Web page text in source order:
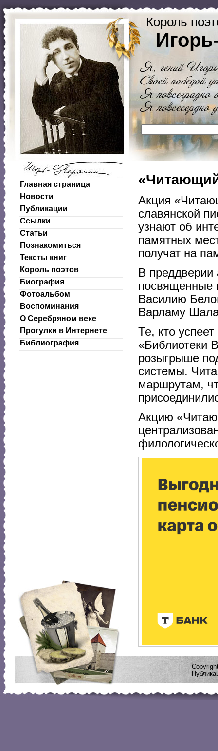
Король
Главная страница
Новости
Публикации
Ссылки
Статьи
Познакомиться
Тексты книг
Король поэтов
Биография
Фотоальбом
Воспоминания
О Серебряном веке
Прогулки в Интернете
Библиография
Акция
славянской
узнают об
памятных
получат на
В преддверии
посвященные
Василию
Варламу
Те, кто
«Библиотеки
розыгрыше
системы.
маршрутам,
Акцию